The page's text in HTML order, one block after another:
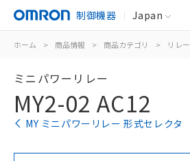
制御機器 Japan
ホーム > 商品情報 > 商品カテゴリ > リレー
ミニパワーリレー
MY2-02 AC12
MY ミニパワーリレー 形式セレクタ